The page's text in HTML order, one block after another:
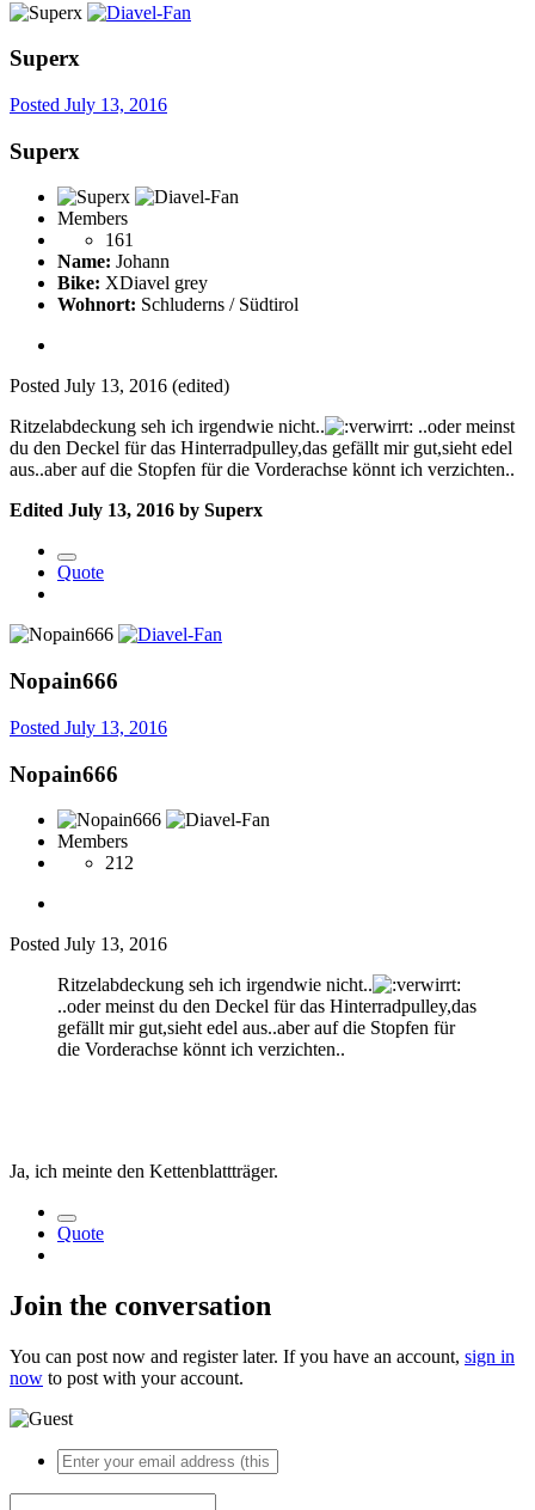
Superx
Posted July 13, 2016
Superx
Members
161
Name: Johann
Bike: XDiavel grey
Wohnort: Schluderns / Südtirol
Posted July 13, 2016 (edited)
Ritzelabdeckung seh ich irgendwie nicht..
..oder meinst
du den Deckel für das Hinterradpulley,das gefällt mir gut,sieht edel
aus..aber auf die Stopfen für die Vorderachse könnt ich verzichten..
Edited July 13, 2016 by Superx
Quote
Nopain666
Posted July 13, 2016
Nopain666
Members
212
Posted July 13, 2016
Ritzelabdeckung seh ich irgendwie nicht..
..oder meinst du den Deckel für das Hinterradpulley,das
gefällt mir gut,sieht edel aus..aber auf die Stopfen für
die Vorderachse könnt ich verzichten..
Ja, ich meinte den Kettenblattträger.
Quote
Join the conversation
You can post now and register later. If you have an account, sign in
now to post with your account.